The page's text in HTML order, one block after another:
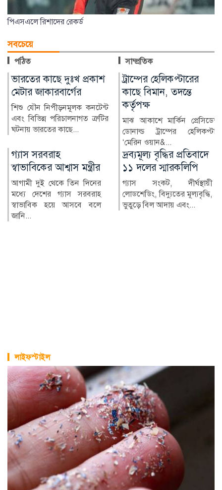
পিএসএলে রিশাদের রেকর্ড
সবচেয়ে
পঠিত সাম্প্রতিক
ট্রাম্পের হেলিকপ্টারের
কাছে বিমান, তদন্তে
কর্তৃপক্ষ
মাঝ আকাশে মার্কিন প্রেসিডেন্ট
ডোনাল্ড ট্রাম্পের হেলিকপ্টার
ভারতীয় তরুণীর অভিযোগে
জামালপুরে যুবক গ্রেপ্তার
ভারতীয় এক তরুণীর সঙ্গে
অনলাইনে প্রেমের সম্পর্ক গড়ে তার
ব্যক্তিগত ছবি ও ভিডিও...
দ্রব্যমূল্য বৃদ্ধির প্রতিবাদে
১১ দলের স্মারকলিপি
গ্যাস সংকট, দীর্ঘস্থায়ী
লোডশেডিং, বিদ্যুতের মূল্যবৃদ্ধি,
ভুতুড়ে বিল আদায় এবং...
২৪ ঘণ্টায় হামে আক্রান্ত
৮১৮, মৃত্যু ৬
দেশে গত ২৪ ঘণ্টায় হামের
উপসর্গ নিয়ে আরও ৬ জনের
মৃত্যু হয়েছে। একই সময়ে হাম
লাইফস্টাইল